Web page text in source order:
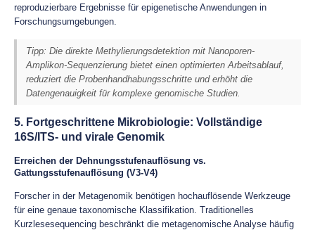
reproduzierbare Ergebnisse für epigenetische Anwendungen in
Forschungsumgebungen.
Tipp: Die direkte Methylierungsdetektion mit Nanoporen-
Amplikon-Sequenzierung bietet einen optimierten Arbeitsablauf,
reduziert die Probenhandhabungsschritte und erhöht die
Datengenauigkeit für komplexe genomische Studien.
5. Fortgeschrittene Mikrobiologie: Vollständige
16S/ITS- und virale Genomik
Erreichen der Dehnungsstufenauflösung vs.
Gattungsstufenauflösung (V3-V4)
Forscher in der Metagenomik benötigen hochauflösende Werkzeuge
für eine genaue taxonomische Klassifikation. Traditionelles
Kurzlesesequencing beschränkt die metagenomische Analyse häufig